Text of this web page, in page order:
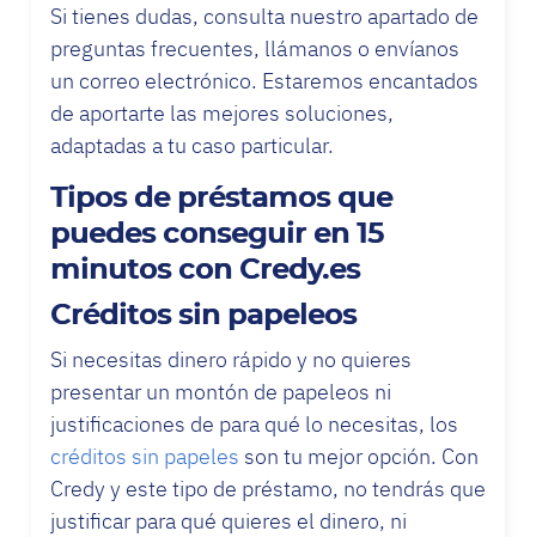
Si tienes dudas, consulta nuestro apartado de
preguntas frecuentes, llámanos o envíanos
un correo electrónico. Estaremos encantados
de aportarte las mejores soluciones,
adaptadas a tu caso particular.
Tipos de préstamos que
puedes conseguir en 15
minutos con Credy.es
Créditos sin papeleos
Si necesitas dinero rápido y no quieres
presentar un montón de papeleos ni
justificaciones de para qué lo necesitas, los
créditos sin papeles son tu mejor opción. Con
Credy y este tipo de préstamo, no tendrás que
justificar para qué quieres el dinero, ni